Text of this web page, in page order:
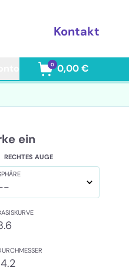
Kontakt
0 0,00 €
ein
RECHTES AUGE